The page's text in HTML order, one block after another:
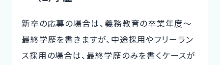
新卒の応募の場合は、義務教育の卒業年度～
最終学歴を書きますが、中途採用やフリーラン
ス採用の場合は、最終学歴のみを書くケースが